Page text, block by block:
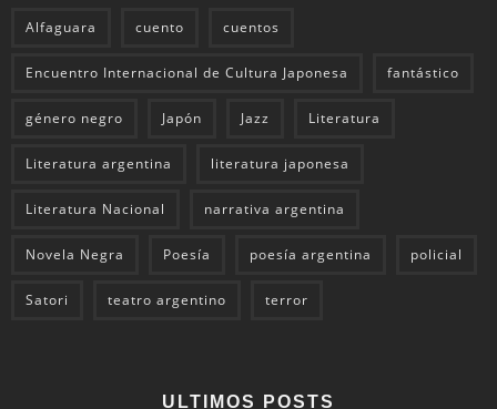
Alfaguara cuento cuentos
Encuentro Internacional de Cultura Japonesa fantástico
género negro Japón Jazz Literatura
Literatura argentina literatura japonesa
Literatura Nacional narrativa argentina
Novela Negra Poesía poesía argentina policial
Satori teatro argentino terror
ULTIMOS POSTS